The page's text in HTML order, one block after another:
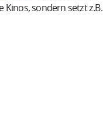
Kinos, sondern setzt z.B.